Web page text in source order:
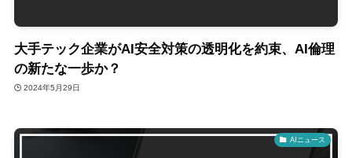
大手テック企業がAI安全対策の透明化を約束、AI倫理
の新たな一歩か？
2024年5月29日
AIニュース